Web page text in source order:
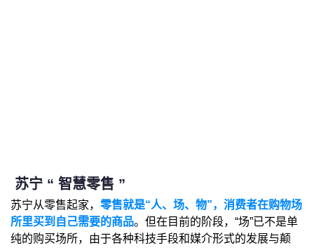
苏宁 “ 智慧零售 ”
苏宁从零售起家， 零售就是“人、场、物”，消费者在购物场
所里买到自己需要的商品。但在目前的阶段，“场”已不是单
纯的购买场所，由于各种科技手段和媒介形式的发展与颠